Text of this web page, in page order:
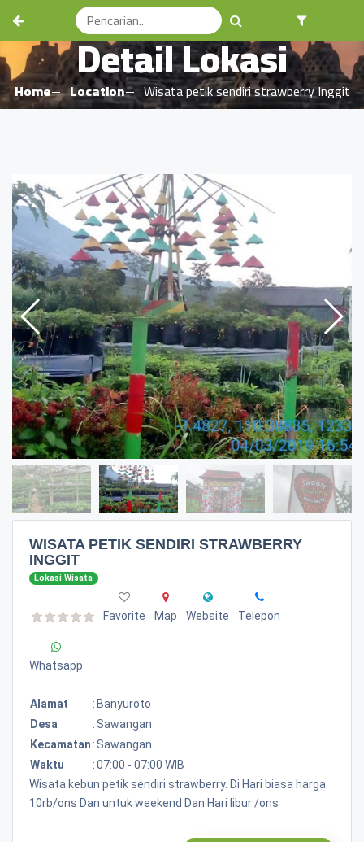
Detail Lokasi
Home Location Wisata petik sendiri strawberry Inggit
WISATA PETIK SENDIRI STRAWBERRY
INGGIT
Lokasi Wisata
Favorite Map Website Telepon
Whatsapp
Alamat : Banyuroto
Desa
: Sawangan
Kecamatan : Sawangan
Waktu
:07:00 - 07:00 WIB
Wisata kebun petik sendiri strawberry. Di Hari biasa harga
10rb/ons Dan untuk weekend Dan Hari libur /ons